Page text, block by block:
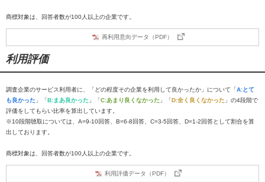
商標対象は、回答者数が100人以上の企業です。
再利用意向データ（PDF）
利用評価
調査企業のサービス利用者に、「どの程度その企業を利用して良かったか」について「A:とて
も良かった 」「B:まあ良かった 」「C:あまり良くなかった 」「D:全く良くなかった 」の4段階で
評価をしてもらい比率を算出しています。
※10段階聴取については、A=9-10回答、B=6-8回答、C=3-5回答、D=1-2回答として割合を算
出しております。
商標対象は、回答者数が100人以上の企業です。
利用評価データ（PDF）